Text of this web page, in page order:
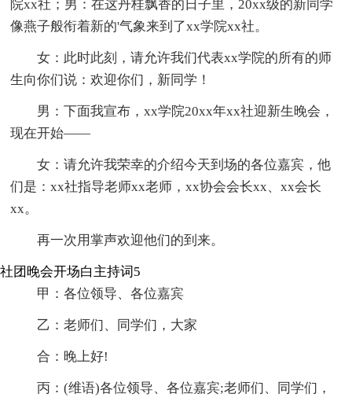
院xx社；男：在这丹桂飘香的日子里，20xx级的新同学
像燕子般衔着新的'气象来到了xx学院xx社。
女：此时此刻，请允许我们代表xx学院的所有的师
生向你们说：欢迎你们，新同学！
男：下面我宣布，xx学院20xx年xx社迎新生晚会，
现在开始——
女：请允许我荣幸的介绍今天到场的各位嘉宾，他
们是：xx社指导老师xx老师，xx协会会长xx、xx会长
xx。
再一次用掌声欢迎他们的到来。
社团晚会开场白主持词5
甲：各位领导、各位嘉宾
乙：老师们、同学们，大家
合：晚上好!
丙：(维语)各位领导、各位嘉宾;老师们、同学们，